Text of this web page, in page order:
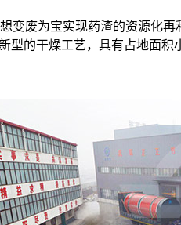
变废为宝实现药渣的资源化
型的干燥工艺，具有占地面